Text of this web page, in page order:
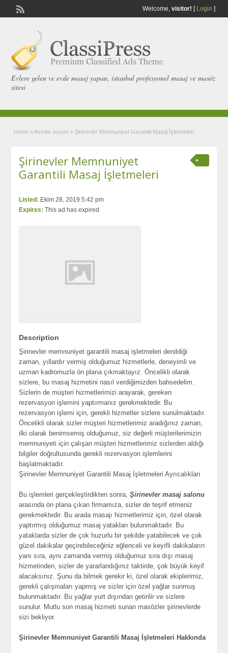
Welcome, visitor! [ Login ]
Evlere gelen ve evde masaj yapan, istanbul profesyonel masaj ve masöz
sitesi
Home » Avcılar escort » Şirinevler Memnuniyet Garantili Masaj İşletmeleri
Şirinevler Memnuniyet
Garantili Masaj İşletmeleri
Listed: Ekim 28, 2019 5:42 pm
Expires: This ad has expired
Description
Şirinevler memnuniyet garantili masaj işletmeleri denildiği
zaman, yıllardır vermiş olduğumuz hizmetlerle, deneyimli ve
uzman kadromuzla ön plana çıkmaktayız. Öncelikli olarak
sizlere, bu masaj hizmetini nasıl verdiğimizden bahsedelim.
Sizlerin de müşteri hizmetlerimizi arayarak, gereken
rezervasyon işlemini yaptırmanız gerekmektedir. Bu
rezervasyon işlemi için, gerekli hizmetler sizlere sunulmaktadır.
Öncelikli olarak sizler müşteri hizmetlerimiz aradığınız zaman,
ilki olarak benimsemiş olduğumuz, siz değerli müşterilerimizin
memnuniyeti için çalışan müşteri hizmetlerimiz sizlerden aldığı
bilgiler doğrultusunda gerekli rezervasyon işlemlerini
başlatmaktadır.
Şirinevler Memnuniyet Garantili Masaj İşletmeleri Ayrıcalıkları
Bu işlemleri gerçekleştirdikten sonra,Şirinevler masaj salonu
arasında ön plana çıkan firmamıza, sizler de teşrif etmeniz
gerekmektedir. Bu arada masajı hizmetlerimiz için, özel olarak
yaptırmış olduğumuz masaj yatakları bulunmaktadır. Bu
yataklarda sizler de çok huzurlu bir şekilde yatabilecek ve çok
güzel dakikalar geçirebileceğiniz eğlenceli ve keyifli dakikaların
yanı sıra, aynı zamanda vermiş olduğumuz sıra dışı masaj
hizmetinden, sizler de yararlandığınız taktirde, çok büyük keyif
alacaksınız. Şunu da bilmek gerekir ki, özel olarak ekiplerimiz,
gerekli çalışmaları yapmış ve sizler için özel yağlar sunmuş
bulunmaktadır. Bu yağlar yurt dışından getirilir ve sizlere
sunulur. Mutlu son masaj hizmeti sunan masözler şirinevlerde
sizi bekliyor.
Şirinevler Memnuniyet Garantili Masaj İşletmeleri Hakkında